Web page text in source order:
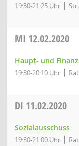
19:30-21:25 Uhr
MI 12.02.2020
Haupt- und
19:30-20:10 Uhr
DI 11.02.2020
Sozialausschuss
19:30-21:00 Uhr